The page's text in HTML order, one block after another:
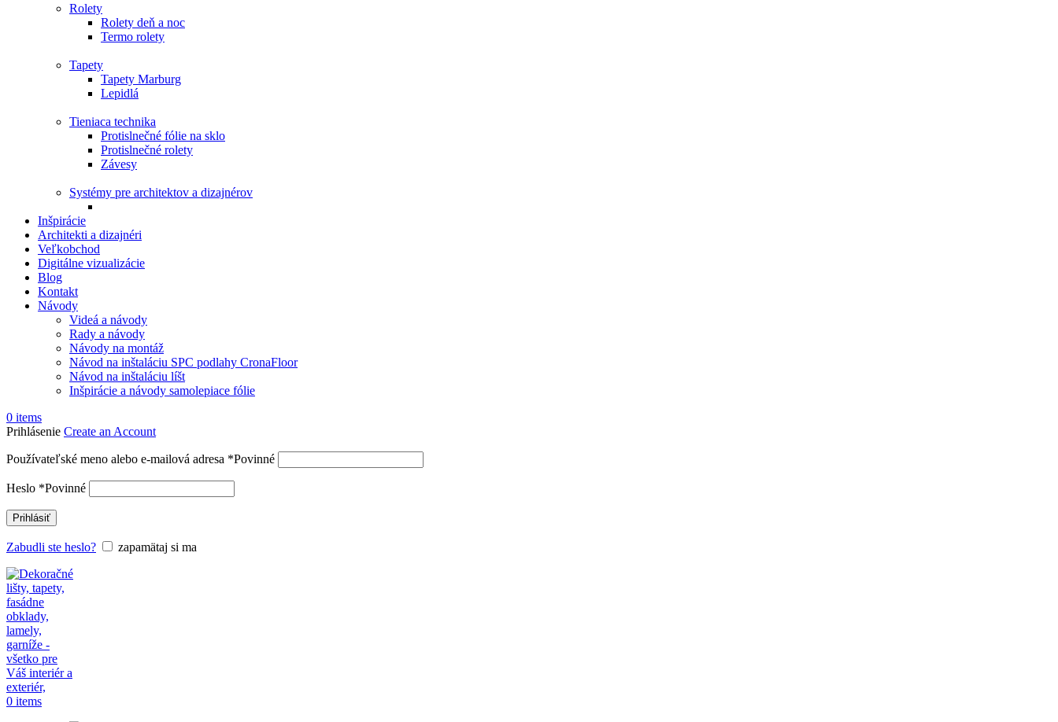
Rolety
Rolety deň a noc
Termo rolety
Tapety
Tapety Marburg
Lepidlá
Tieniaca technika
Protislnečné fólie na sklo
Protislnečné rolety
Závesy
Systémy pre architektov a dizajnérov
Inšpirácie
Architekti a dizajnéri
Veľkobchod
Digitálne vizualizácie
Blog
Kontakt
Návody
Videá a návody
Rady a návody
Návody na montáž
Návod na inštaláciu SPC podlahy CronaFloor
Návod na inštaláciu líšt
Inšpirácie a návody samolepiace fólie
0 items
Prihlásenie Create an Account
Používateľské meno alebo e-mailová adresa *Povinné
Heslo *Povinné
Prihlásiť
Zabudli ste heslo? zapamätaj si ma
0 items